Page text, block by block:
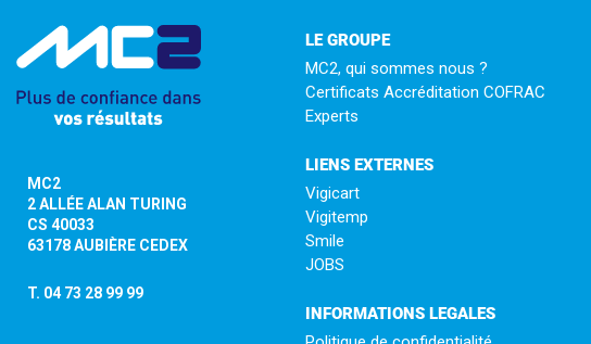
MC2
2 ALLÉE ALAN TURING
CS 40033
63178 AUBIÈRE CEDEX
T. 04 73 28 99 99
LE GROUPE
MC2, qui sommes nous ?
Certificats Accréditation COFRAC
Experts
LIENS EXTERNES
Vigicart
Vigitemp
Smile
JOBS
INFORMATIONS LEGALES